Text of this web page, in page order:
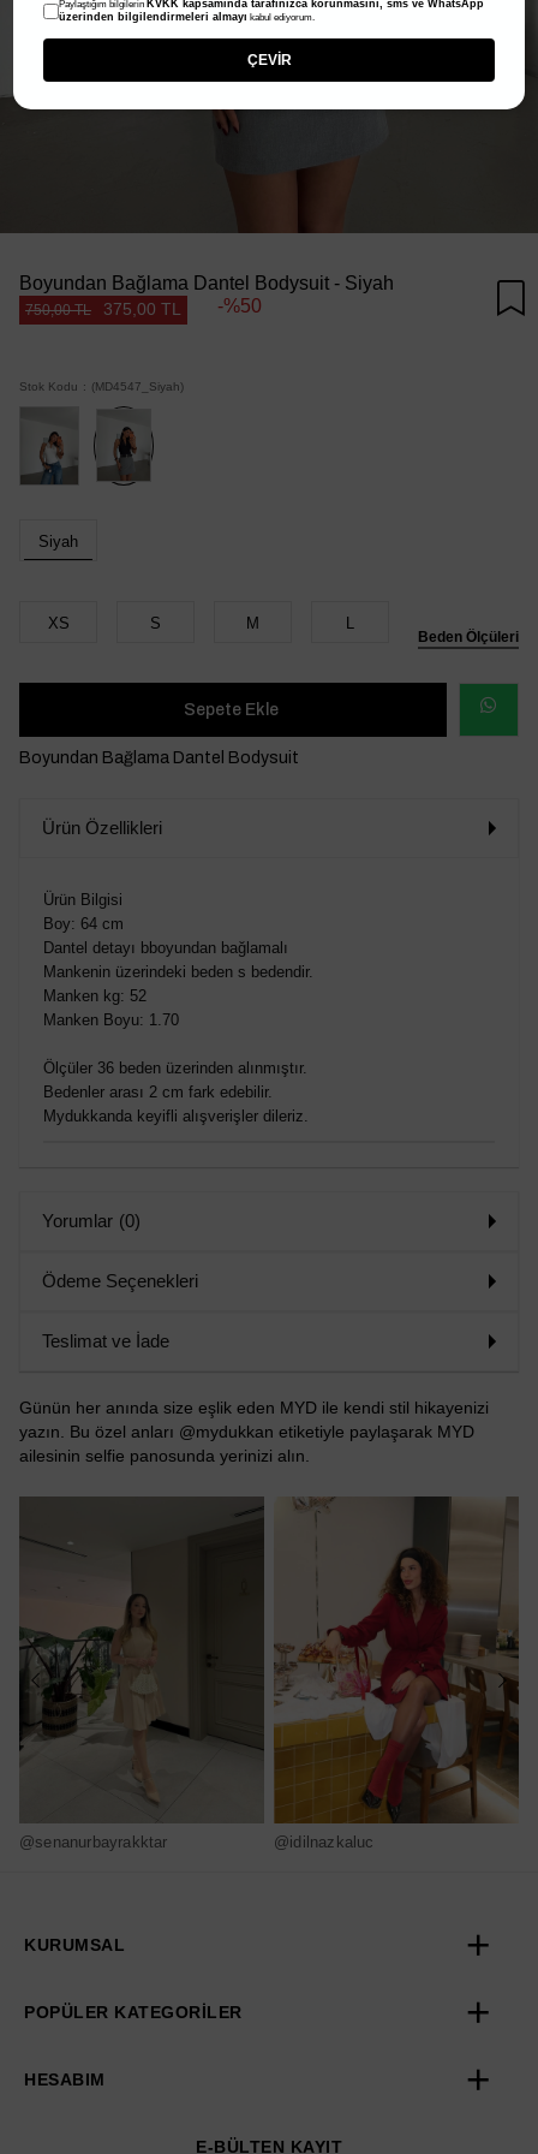
Boyundan Bağlama Dantel Bodysuit - Siyah
750,00 TL 375,00 TL 50
Stok Kodu (MD4547_Siyah)
Beden Ölçüleri
Siyah
XS S M
VER
Boyundan Bağlama Dantel Bodysuit
Ürün Özellikleri
Ürün Bilgisi
Boy: 64 cm
Dantel detayı bboyundan bağlamalı
Mankenin üzerindeki beden s bedendir.
Manken kg: 52
Manken Boyu: 1.70
Ölçüler 36 beden üzerinden alınmıştır.
Bedenler arası 2 cm fark edebilir.
Mydukkanda keyifli alışverişler dileriz.
Yorumlar (0)
Ödeme Seçenekleri
Teslimat ve İade
Günün her anında size eşlik eden MYD ile kendi stil hikayenizi
yazın. Bu özel anları @mydukkan etiketiyle paylaşarak MYD
ailesinin selfie panosunda yerinizi alın.
@senanurbayrakktar @idilnazkaluc
KURUMSAL
POPÜLER KATEGORİLER
HESABIM
E-BÜLTEN KAYIT
Paylaştığım bilgilerin KVKK kapsamında tarafınızca korunmasını, sms ve WhatsApp
üzerinden bilgilendirmeleri almayı kabul ediyorum.
ÇEVİR